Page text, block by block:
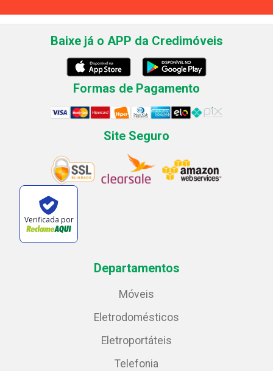
Baixe já o APP da Credimóveis
Formas de Pagamento
Site Seguro
Verificada por
Departamentos
Móveis
Eletrodomésticos
Eletroportáteis
Telefonia